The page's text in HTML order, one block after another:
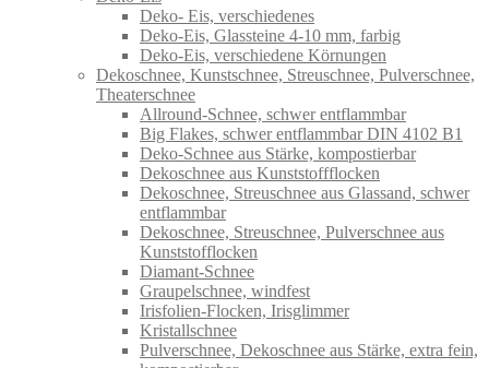
Deko- Eis, verschiedenes
Deko-Eis, Glassteine 4-10 mm, farbig
Deko-Eis, verschiedene Körnungen
Dekoschnee, Kunstschnee, Streuschnee, Pulverschnee,
Theaterschnee
Allround-Schnee, schwer entflammbar
Big Flakes, schwer entflammbar DIN 4102 B1
Deko-Schnee aus Stärke, kompostierbar
Dekoschnee aus Kunststoffflocken
Dekoschnee, Streuschnee aus Glassand, schwer
entflammbar
Dekoschnee, Streuschnee, Pulverschnee aus
Kunststofflocken
Diamant-Schnee
Graupelschnee, windfest
Irisfolien-Flocken, Irisglimmer
Kristallschnee
Pulverschnee, Dekoschnee aus Stärke, extra fein,